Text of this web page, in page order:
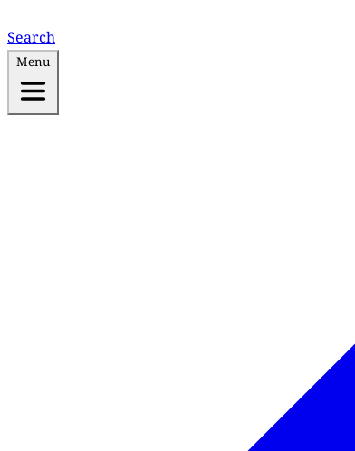
Search
Menu